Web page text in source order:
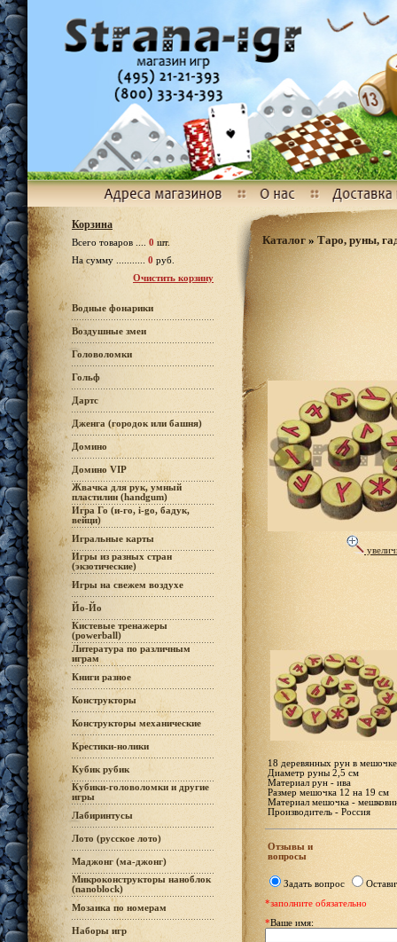
Корзина
Всего товаров .... 0 шт.
На сумму ........... 0 руб.
Очистить корзину
Водные фонарики
Воздушные змеи
Головоломки
Гольф
Дартс
Дженга (городок или башня)
Домино
Домино VIP
Жвачка для рук, умный
пластилин (handgum)
Игра Го (и-го, i-go, бадук,
вейци)
Игральные карты
Игры из разных стран
(экзотические)
Игры на свежем воздухе
Йо-Йо
Кистевые тренажеры
(powerball)
Литература по различным
играм
Книги разное
Конструкторы
Конструкторы механические
Крестики-нолики
Кубик рубик
Кубики-головоломки и другие
игры
Лабиринтусы
Лото (русское лото)
Маджонг (ма-джонг)
Микроконструкторы наноблок
(nanoblock)
Мозаика по номерам
Наборы игр
Каталог»Таро, руны,
18 деревянных рун в мешочке
Диаметр руны 2,5 см
Материал рун - ива
Размер мешочка 12 на 19 см
Материал мешочка -
Производитель - Россия
Отзывы и
вопросы
Задать вопрос
*заполните обязательно
*Ваше имя: